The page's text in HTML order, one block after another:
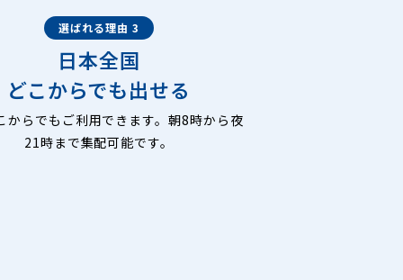
選ばれる理由 3
日本全国
どこからでも出せる
からでもご利用できます。朝8時から夜
21時まで集配可能です。